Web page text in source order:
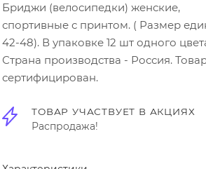
Бриджи (велосипедки) женские,
спортивные с принтом. ( Размер
42-48). В упаковке 12 шт одного
Страна производства - Россия.
сертифицирован.
ТОВАР УЧАСТВУЕТ В АКЦИЯХ
Распродажа!